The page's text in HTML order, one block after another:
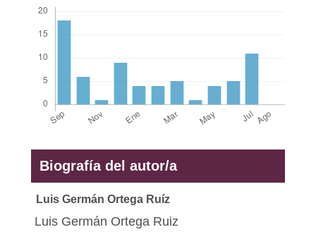
Biografía del autor/a
Luis Germán Ortega Ruíz
Luis Germán Ortega Ruiz